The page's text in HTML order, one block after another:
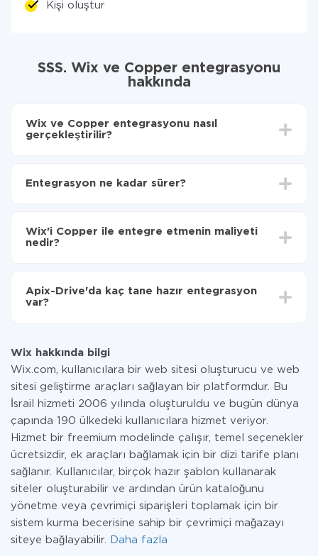
Kişi oluştur
SSS. Wix ve Copper entegrasyonu
hakkında
Wix ve Copper entegrasyonu nasıl
gerçekleştirilir?
seçin
aktarılacaktır.
Entegrasyon ne kadar sürer?
olarak, 10-15 dakika sürer.
Wix'i Copper ile entegre etmenin maliyeti
nedir?
Hizmetimiz aracılığıyla yalnızca bir sisteminizden
diğerine aktarılan veri miktarı için ödeme yaparsınız.
Apix-Drive'da kaç tane hazır entegrasyon
var?
Wix hakkında bilgi
Wix.com, kullanıcılara bir web sitesi oluşturucu ve web
sitesi geliştirme araçları sağlayan bir platformdur. Bu
İsrail hizmeti 2006 yılında oluşturuldu ve bugün dünya
çapında 190 ülkedeki kullanıcılara hizmet veriyor.
Hizmet bir freemium modelinde çalışır, temel seçenekler
ücretsizdir, ek araçları bağlamak için bir dizi tarife planı
sağlanır. Kullanıcılar, birçok hazır şablon kullanarak
siteler oluşturabilir ve ardından ürün kataloğunu
yönetme veya çevrimiçi siparişleri toplamak için bir
sistem kurma becerisine sahip bir çevrimiçi mağazayı
siteye bağlayabilir.
Daha fazla